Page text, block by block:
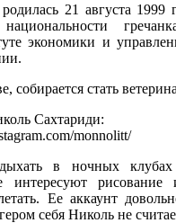
21 августа 1999
экономики и
собирается стать
Сахтариди:
monnolitt/
в ночных
интересуют рисование
Ее аккаунт
себя Николь не